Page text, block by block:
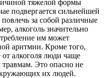
тяжелой формы
подвергается сильнейшей
за собой различные
алкоголь значительно
им может
аритмии. Кроме того,
от алкоголя люди чаще
Это опасно не
их людей.